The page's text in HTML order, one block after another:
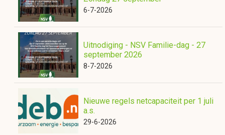
6-7-2026
Uitnodiging - NSV Familie-dag - 27
september 2026
8-7-2026
Nieuwe regels netcapaciteit per 1 juli
a.s.
29-6-2026